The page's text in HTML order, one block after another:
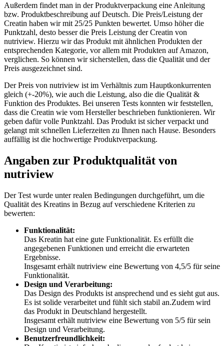
Außerdem findet man in der Produktverpackung eine Anleitung
bzw. Produktbeschreibung auf Deutsch. Die Preis/Leistung der
Creatin haben wir mit 25/25 Punkten bewertet. Umso höher die
Punktzahl, desto besser die Preis Leistung der Creatin von
nutriview. Hierzu wir das Produkt mit ähnlichen Produkten der
entsprechenden Kategorie, vor allem mit Produkten auf Amazon,
verglichen. So können wir sicherstellen, dass die Qualität und der
Preis ausgezeichnet sind.
Der Preis von nutriview ist im Verhältnis zum Hauptkonkurrenten
gleich (+-20%), wie auch die Leistung, also die die Qualität &
Funktion des Produktes. Bei unseren Tests konnten wir feststellen,
dass die Creatin wie vom Hersteller beschrieben funktionieren. Wir
geben dafür volle Punktzahl. Das Produkt ist sicher verpackt und
gelangt mit schnellen Lieferzeiten zu Ihnen nach Hause. Besonders
auffällig ist die hochwertige Produktverpackung.
Angaben zur Produktqualität von
nutriview
Der Test wurde unter realen Bedingungen durchgeführt, um die
Qualität des Kreatins in Bezug auf verschiedene Kriterien zu
bewerten:
Funktionalität:
Das Kreatin hat eine gute Funktionalität. Es erfüllt die
angegebenen Funktionen und erreicht die erwarteten
Ergebnisse.
Insgesamt erhält nutriview eine Bewertung von 4,5/5 für seine
Funktionalität.
Design und Verarbeitung:
Das Design des Produkts ist ansprechend und es sieht gut aus.
Es ist solide verarbeitet und fühlt sich stabil an.Zudem wird
das Produkt in Deutschland hergestellt.
Insgesamt erhält nutriview eine Bewertung von 5/5 für sein
Design und Verarbeitung.
Benutzerfreundlichkeit: